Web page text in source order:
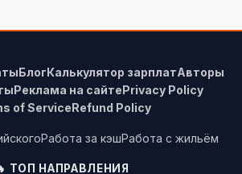
БлогКалькулятор зарплатАвторы
Реклама на сайтеPrivacy Policy
of ServiceRefund Policy
Работа за кэшРабота с жильём
ТОП НАПРАВЛЕНИЯ